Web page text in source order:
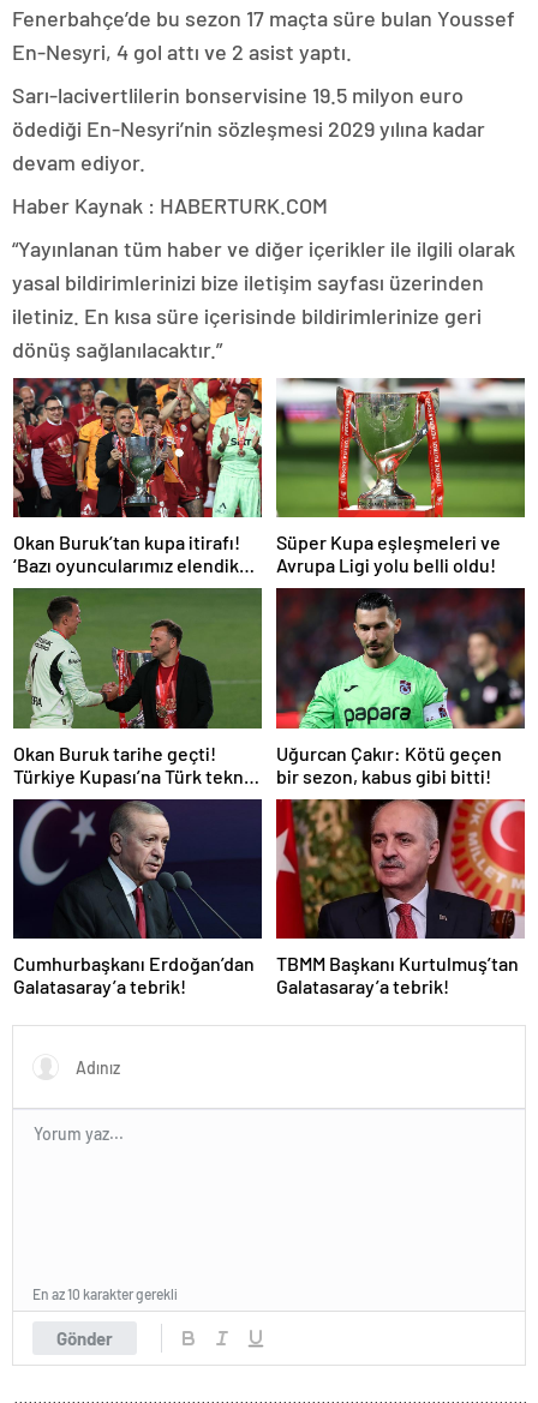
Fenerbahçe’de bu sezon 17 maçta süre bulan Youssef
En-Nesyri, 4 gol attı ve 2 asist yaptı.
Sarı-lacivertlilerin bonservisine 19.5 milyon euro
ödediği En-Nesyri’nin sözleşmesi 2029 yılına kadar
devam ediyor.
Haber Kaynak : HABERTURK.COM
“Yayınlanan tüm haber ve diğer içerikler ile ilgili olarak
yasal bildirimlerinizi bize iletişim sayfası üzerinden
iletiniz. En kısa süre içerisinde bildirimlerinize geri
dönüş sağlanılacaktır.”
Okan Buruk’tan kupa itirafı!
‘Bazı oyuncularımız elendik
diye düşündü’
Süper Kupa eşleşmeleri ve
Avrupa Ligi yolu belli oldu!
Okan Buruk tarihe geçti!
Türkiye Kupası’na Türk teknik
adam damgası
Uğurcan Çakır: Kötü geçen
bir sezon, kabus gibi bitti!
Cumhurbaşkanı Erdoğan’dan
Galatasaray’a tebrik!
TBMM Başkanı Kurtulmuş’tan
Galatasaray’a tebrik!
Gönder
En az 10 karakter gerekli